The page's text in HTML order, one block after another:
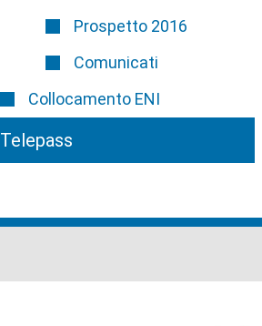
Prospetto 2016
Comunicati
Collocamento ENI
Telepass